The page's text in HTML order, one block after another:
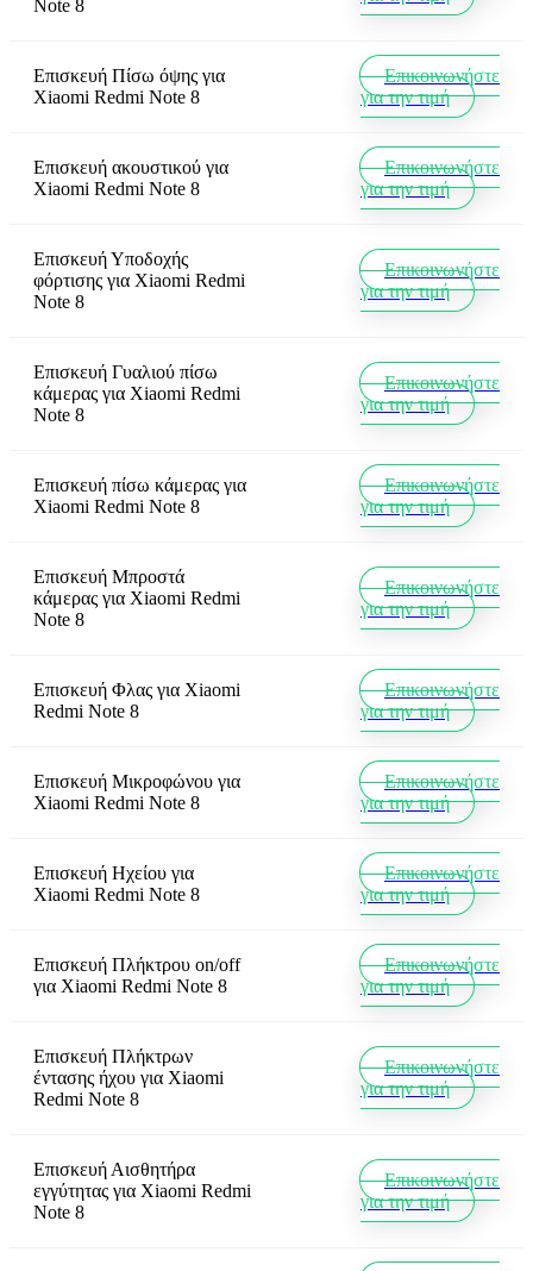
Note 8
Επισκευή Πίσω όψης για
Xiaomi Redmi Note 8
Επικοινωνήστε
για την τιμή
Επισκευή ακουστικού για
Xiaomi Redmi Note 8
Επικοινωνήστε
για την τιμή
Επισκευή Υποδοχής
φόρτισης για Xiaomi Redmi
Note 8
Επικοινωνήστε
για την τιμή
Επισκευή Γυαλιού πίσω
κάμερας για Xiaomi Redmi
Note 8
Επικοινωνήστε
για την τιμή
Επισκευή πίσω κάμερας για
Xiaomi Redmi Note 8
Επικοινωνήστε
για την τιμή
Επισκευή Μπροστά
κάμερας για Xiaomi Redmi
Note 8
Επικοινωνήστε
για την τιμή
Επισκευή Φλας για Xiaomi
Redmi Note 8
Επικοινωνήστε
για την τιμή
Επισκευή Μικροφώνου για
Xiaomi Redmi Note 8
Επικοινωνήστε
για την τιμή
Επισκευή Ηχείου για
Xiaomi Redmi Note 8
Επικοινωνήστε
για την τιμή
Επισκευή Πλήκτρου on/off
για Xiaomi Redmi Note 8
Επικοινωνήστε
για την τιμή
Επισκευή Πλήκτρων
έντασης ήχου για Xiaomi
Redmi Note 8
Επικοινωνήστε
για την τιμή
Επισκευή Αισθητήρα
εγγύτητας για Xiaomi Redmi
Note 8
Επικοινωνήστε
για την τιμή